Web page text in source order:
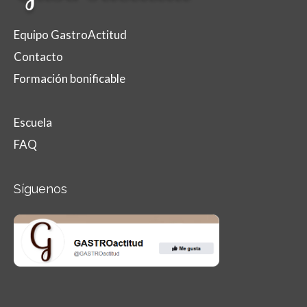
Equipo GastroActitud
Contacto
Formación bonificable
Escuela
FAQ
Síguenos